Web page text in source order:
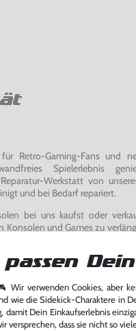
Retro-Gaming-Fans und
Spielerlebnis
Werkstatt von
und bei Bedarf repariert.
bei uns kaufst oder
Konsolen und Games zu
zu vermeiden.
passen
Wir verwenden Cookies, aber
wie die Sidekick-Charaktere in
damit Dein Einkaufserlebnis
versprechen, dass sie nicht so